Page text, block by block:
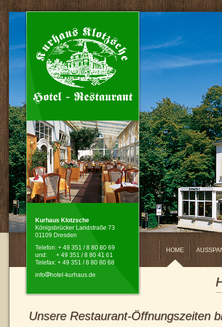
Kurhaus Klotzsche
Königsbrücker Landstraße 73
01109 Dresden
Telefon: + 49 351 / 8 80 80 69
und: + 49 351 / 8 80 41 61
Telefax: + 49 351 / 8 80 80 68
info
hotel-kurhaus.de
HOME
Unsere Restaurant-Öffnungszeiten